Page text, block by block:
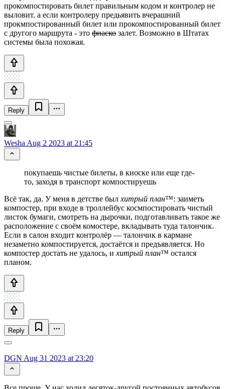
прокомпостировать билет правильным кодом и контролер не
выловит. а если контролеру предьявить вчерашний
прокмпостированный билет или прокомпостированный билет
с другого маршрута - это фиаско залет. Возможно в Штатах
системы была похожая.
Reply
Wesha Aug 2 2023 at 21:45
покупаешь чистые билеты, в киоске или еще где-
то, заходя в транспорт компостируешь
Всё так, да. У меня в детстве был хитрый план™: заиметь
компостер, при входе в троллейбус космпостировать чистый
листок бумаги, смотреть на дырочки, подготавливать такое же
расположение с своём комостере, вкладывать туда талончик.
Если в салон входит контролёр — талончик в кармане
незаметно компостируется, достаётся и предъявляется. Но
компостер достать не удалось, и хитрый план™ остался
планом.
Reply
DGN Aug 31 2023 at 23:20